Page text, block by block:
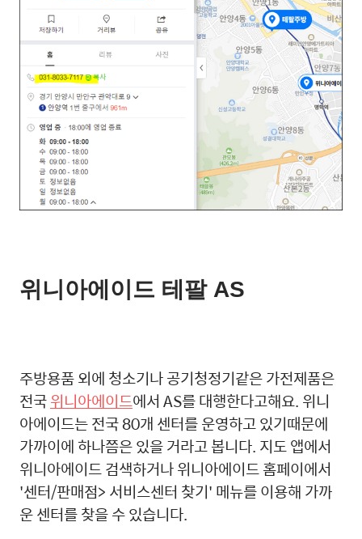
위니아에이드 테팔 AS
주방용품 외에 청소기나 공기청정기같은 가전제품은
전국위니아에이드에서 AS를 대행한다고해요. 위니
아에이드는 전국 80개 센터를 운영하고 있기때문에
가까이에 하나쯤은 있을 거라고 봅니다. 지도 앱에서
위니아에이드 검색하거나 위니아에이드 홈페이에서
'센터/판매점> 서비스센터 찾기' 메뉴를 이용해 가까
운 센터를 찾을 수 있습니다.